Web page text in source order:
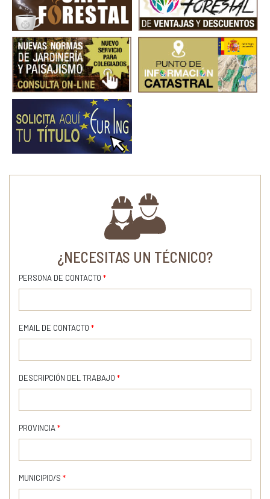
¿NECESITAS UN TÉCNICO?
PERSONA DE CONTACTO *
EMAIL DE CONTACTO *
DESCRIPCIÓN DEL TRABAJO *
PROVINCIA *
MUNICIPIO/S *